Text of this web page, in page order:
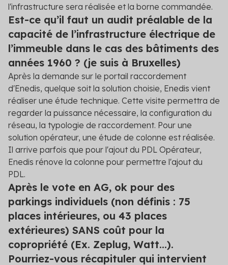
l'infrastructure sera réalisée et la borne commandée.
Est-ce qu’il faut un audit préalable de la
capacité de l’infrastructure électrique de
l’immeuble dans le cas des bâtiments des
années 1960 ? (je suis à Bruxelles)
Après la demande sur le portail raccordement
d'Enedis, quelque soit la solution choisie, Enedis vient
réaliser une étude technique. Cette visite permettra de
regarder la puissance nécessaire, la configuration du
réseau, la typologie de raccordement. Pour une
solution opérateur, une étude de colonne est réalisée.
Il arrive parfois que pour l'ajout du PDL Opérateur,
Enedis rénove la colonne pour permettre l'ajout du
PDL.
Après le vote en AG, ok pour des
parkings individuels (non définis : 75
places intérieures, ou 43 places
extérieures) SANS coût pour la
copropriété (Ex. Zeplug, Watt...).
Pourriez-vous récapituler qui intervient